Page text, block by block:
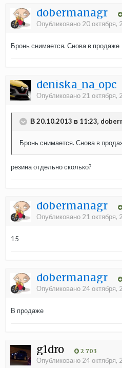
dobermanagr
Опубликовано 20 октября,
Бронь снимается. Снова в продаже
deniska_na_opc
Опубликовано 21 октября,
В 20.10.2013 в 11:23,
Бронь снимается. Снова в
резина отдельно сколько?
dobermanagr
Опубликовано 21 октября,
15
dobermanagr
Опубликовано 24 октября,
В продаже
g1dro 2 703
Опубликовано 24 октября,